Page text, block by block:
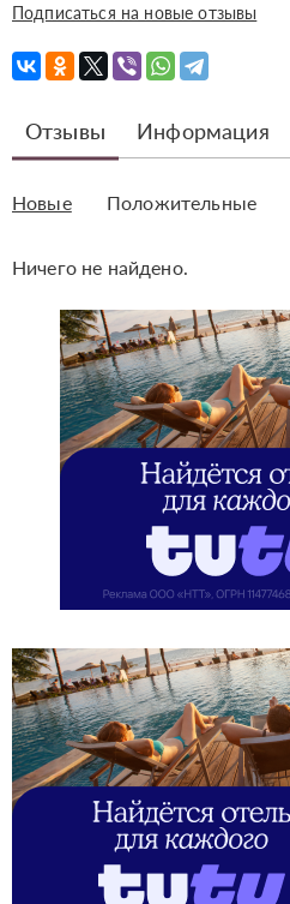
Подписаться на новые отзывы
Отзывы Информация
Новые Положительные
Ничего не найдено.